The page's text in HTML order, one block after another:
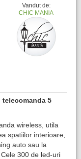
Vandut de:
CHIC MANIA
telecomanda 5
wireless, utila
spatiilor interioare,
auto sau la
300 de led-uri